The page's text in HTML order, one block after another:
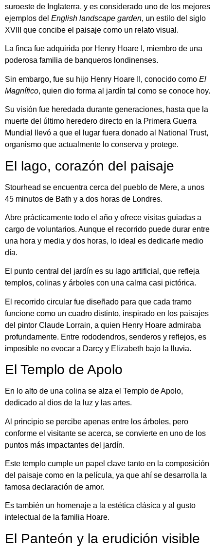
suroeste de Inglaterra, y es considerado uno de los mejores
ejemplos del English landscape garden, un estilo del siglo
XVIII que concibe el paisaje como un relato visual.
La finca fue adquirida por Henry Hoare I, miembro de una
poderosa familia de banqueros londinenses.
Sin embargo, fue su hijo Henry Hoare II, conocido como El
Magnífico, quien dio forma al jardín tal como se conoce hoy.
Su visión fue heredada durante generaciones, hasta que la
muerte del último heredero directo en la Primera Guerra
Mundial llevó a que el lugar fuera donado al National Trust,
organismo que actualmente lo conserva y protege.
El lago, corazón del paisaje
Stourhead se encuentra cerca del pueblo de Mere, a unos
45 minutos de Bath y a dos horas de Londres.
Abre prácticamente todo el año y ofrece visitas guiadas a
cargo de voluntarios. Aunque el recorrido puede durar entre
una hora y media y dos horas, lo ideal es dedicarle medio
día.
El punto central del jardín es su lago artificial, que refleja
templos, colinas y árboles con una calma casi pictórica.
El recorrido circular fue diseñado para que cada tramo
funcione como un cuadro distinto, inspirado en los paisajes
del pintor Claude Lorrain, a quien Henry Hoare admiraba
profundamente. Entre rododendros, senderos y reflejos, es
imposible no evocar a Darcy y Elizabeth bajo la lluvia.
El Templo de Apolo
En lo alto de una colina se alza el Templo de Apolo,
dedicado al dios de la luz y las artes.
Al principio se percibe apenas entre los árboles, pero
conforme el visitante se acerca, se convierte en uno de los
puntos más impactantes del jardín.
Este templo cumple un papel clave tanto en la composición
del paisaje como en la película, ya que ahí se desarrolla la
famosa declaración de amor.
Es también un homenaje a la estética clásica y al gusto
intelectual de la familia Hoare.
El Panteón y la erudición visible